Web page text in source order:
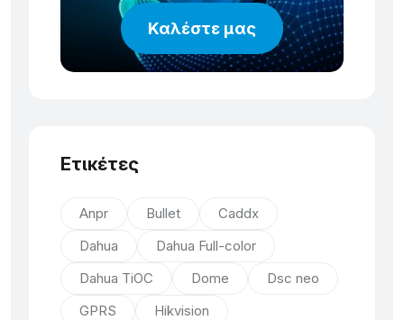
Καλέστε μας
Ετικέτες
Anpr Bullet
Caddx
Dahua
Dahua Full-color
Dahua TiOC
Dome
Dsc neo
GPRS
Hikvision